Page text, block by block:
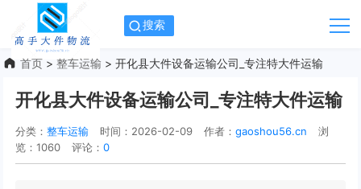
搜索
首页 >整车运输 > 开化县大件设备运输公司_专注特大件运输
开化县大件设备运输公司_专注特大件运输
分类：整车运输 时间：2026-02-09 作者：gaoshou56.cn
浏
览：1060
评论：0